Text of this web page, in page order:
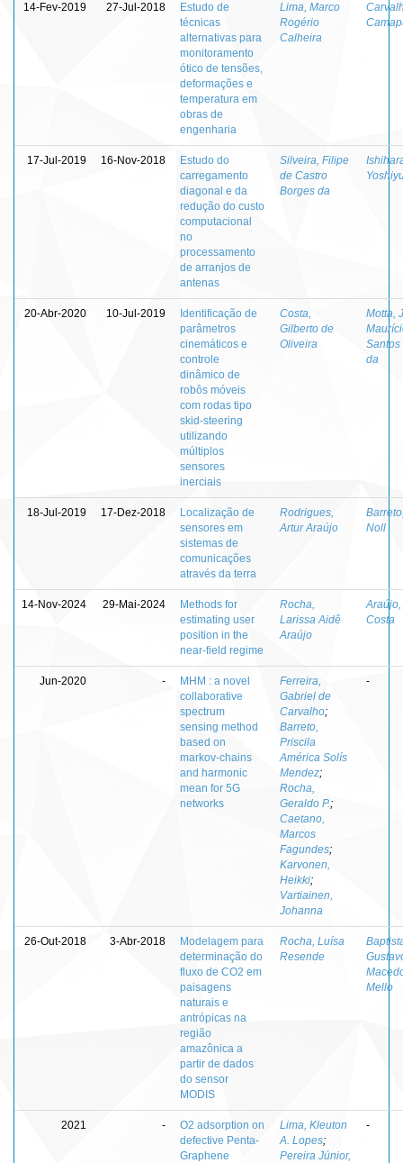
14-Fev-2019 27-Jul-2018
Estudo de
técnicas
alternativas para
monitoramento
ótico de tensões,
deformações e
temperatura em
obras de
engenharia
Lima, Marco
Rogério
Calheira
17-Jul-2019 16-Nov-2018
Estudo do
carregamento
diagonal e da
redução do custo
computacional
no
processamento
de arranjos de
antenas
Silveira, Filipe
de Castro
Borges da
20-Abr-2020 10-Jul-2019
Identificação de
parâmetros
cinemáticos e
controle
dinâmico de
robôs móveis
com rodas tipo
skid-steering
utilizando
múltiplos
sensores
inerciais
Costa,
Gilberto de
Oliveira
Motta,
Santos
da
18-Jul-2019 17-Dez-2018
Localização de
sensores em
sistemas de
comunicações
através da terra
Rodrigues,
Artur Araújo
Noll
14-Nov-2024 29-Mai-2024
Methods for
estimating user
position in the
near-field regime
Rocha,
Larissa Aidê
Araújo
Costa
Jun-2020 -
MHM : a novel
collaborative
spectrum
sensing method
based on
markov-chains
and harmonic
mean for 5G
networks
Ferreira,
Gabriel de
Carvalho;
Barreto,
Priscila
América Solís
Mendez;
Rocha,
Geraldo P.;
Caetano,
Marcos
Fagundes;
Karvonen,
Heikki;
Vartiainen,
Johanna
-
26-Out-2018 3-Abr-2018
Modelagem para
determinação do
fluxo de CO2 em
paisagens
naturais e
antrópicas na
região
amazônica a
partir de dados
do sensor
MODIS
Rocha, Luísa
Resende
Mello
2021 -
O2 adsorption on
defective Penta-
Graphene
Lima, Kleuton
A. Lopes;
Pereira Júnior,
-